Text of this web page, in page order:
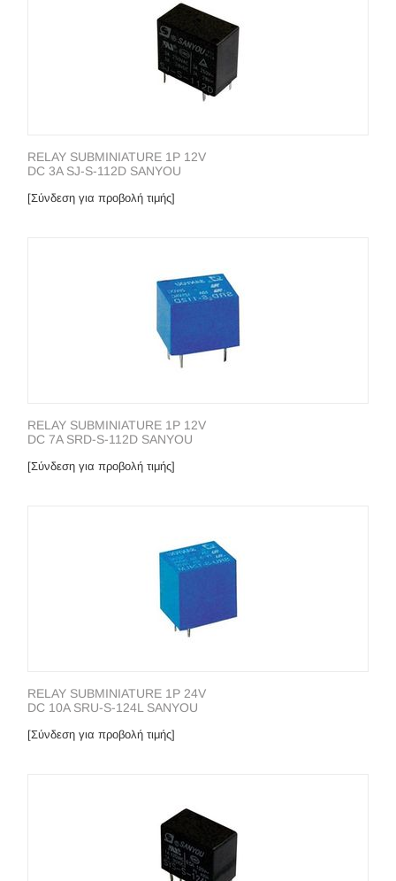
RELAY SUBMINIATURE 1P 12V
DC 3A SJ-S-112D SANYOU
[Σύνδεση για προβολή τιμής]
RELAY SUBMINIATURE 1P 12V
DC 7A SRD-S-112D SANYOU
[Σύνδεση για προβολή τιμής]
RELAY SUBMINIATURE 1P 24V
DC 10A SRU-S-124L SANYOU
[Σύνδεση για προβολή τιμής]